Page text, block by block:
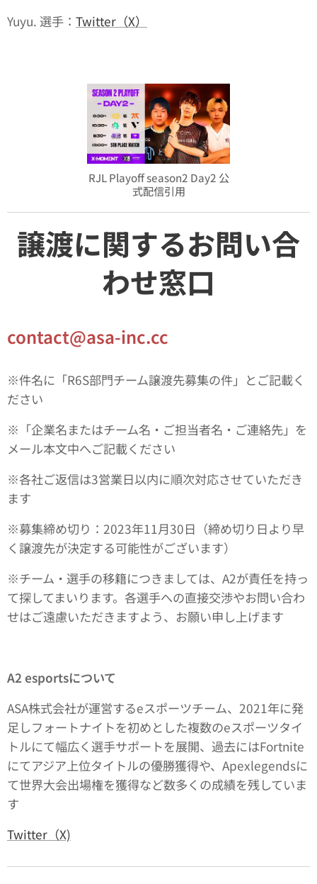
Yuyu. 選手： Twitter（X）
RJL Playoff season2 Day2 公
式配信引用
譲渡に関するお問い合
わせ窓口
contact@asa-inc.cc
※件名に「R6S部門チーム譲渡先募集の件」とご記載く
ださい
※「企業名またはチーム名・ご担当者名・ご連絡先」を
メール本文中へご記載ください
※各社ご返信は3営業日以内に順次対応させていただき
ます
※募集締め切り：2023年11月30日（締め切り日より早
く譲渡先が決定する可能性がございます）
※チーム・選手の移籍につきましては、A2が責任を持っ
て探してまいります。各選手への直接交渉やお問い合わ
せはご遠慮いただきますよう、お願い申し上げます
A2 esportsについて
ASA株式会社が運営するeスポーツチーム、2021年に発
足しフォートナイトを初めとした複数のeスポーツタイ
トルにて幅広く選手サポートを展開、過去にはFortnite
にてアジア上位タイトルの優勝獲得や、Apexlegendsに
て世界大会出場権を獲得など数多くの成績を残していま
す
Twitter（X)